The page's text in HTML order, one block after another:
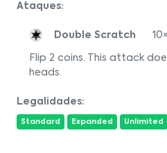
Ataques:
Double Scratch 10×
Flip 2 coins. This attack
heads.
Legalidades:
Standard Expanded Unlimited